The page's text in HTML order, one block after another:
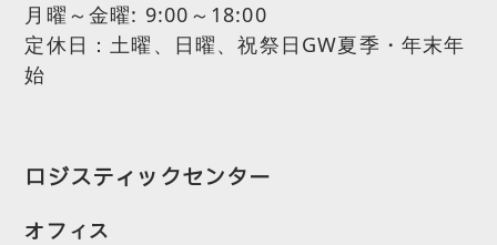
月曜～金曜: 9:00～18:00
定休日：土曜、日曜、祝祭日GW夏季・年末年
始
ロジスティックセンター
オフィス